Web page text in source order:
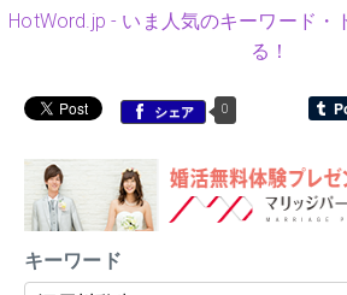
HotWord.jp - いま人気のキーワード・
る！
シェア 0
キーワード